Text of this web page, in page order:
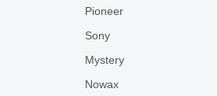
Pioneer
Sony
Mystery
Nowax